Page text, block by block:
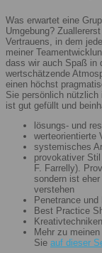
Was erwartet eine
Umgebung?
Vertrauens, in dem
meiner
dass wir auch Spaß in
wertschätzende
einen höchst
Sie persönlich
ist gut gefüllt und
lösungs- und
werteorientierte
systemisches
provokativer
F. Farrelly).
sondern ist
verstehen
Penetrance
Best Practice
Mehr zu
Sie auf dieser